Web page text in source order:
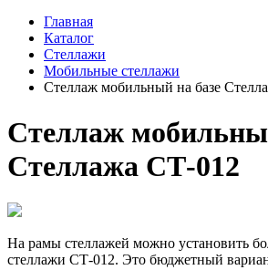
Главная
Каталог
Стеллажи
Мобильные стеллажи
Стеллаж мобильный на базе
Стеллаж
Стеллажа СТ-012
На рамы стеллажей можно установить
стеллажи СТ-012. Это бюджетный